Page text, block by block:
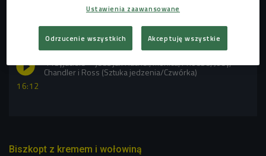
POSŁUCHAJ
16:12
"Przyjaciele" - jedz jak Rachel, Monica, Phoebe, Joey,
Chandler i Ross (Sztuka jedzenia/Czwórka)
Biszkopt z kremem i wołowiną
Ustawienia zaawansowane
Odrzucenie wszystkich Akceptuję wszystkie